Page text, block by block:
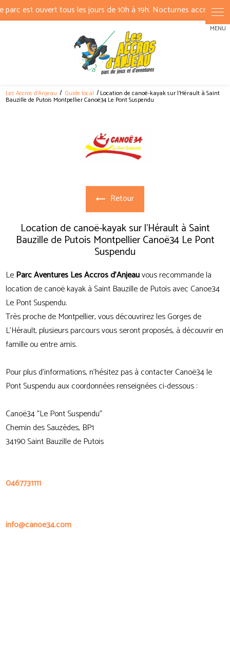
Les Accros d'Anjeau Guide local Location de canoë-kayak sur l'Hérault à Saint
Bauzille de Putois Montpellier Canoë34 Le Pont Suspendu
Retour
Location de canoë-kayak sur l'Hérault à Saint
Bauzille de Putois Montpellier Canoë34 Le Pont
Suspendu
LeParc Aventures Les Accros d'Anjeauvous recommande la
location de canoë kayak à Saint Bauzille de Putois avec Canoe34
Le Pont Suspendu.
Très proche de Montpellier, vous découvrirez les Gorges de
L'Hérault, plusieurs parcours vous seront proposés, à découvrir en
famille ou entre amis.
Pour plus d'informations, n'hésitez pas à contacter Canoë34 le
Pont Suspendu aux coordonnées renseignées ci-dessous :
Canoë34 "Le Pont Suspendu"
Chemin des Sauzèdes, BP1
34190 Saint Bauzille de Putois
0467731111
info@canoe34.com
Panneau de gestion des cookies